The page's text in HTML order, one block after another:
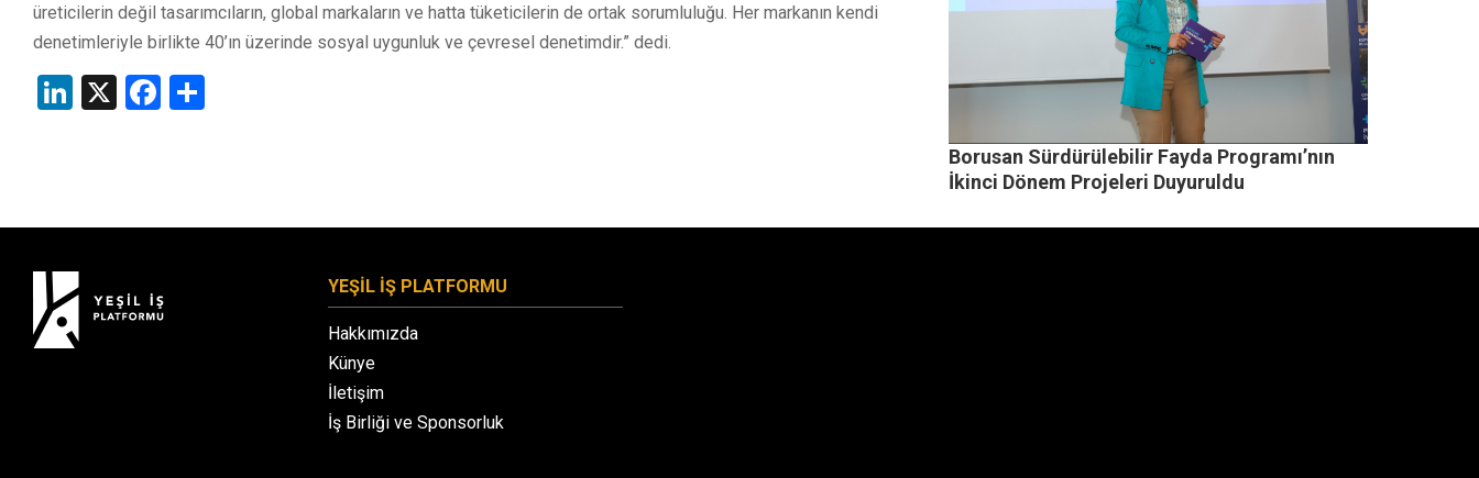
üreticilerin değil tasarımcıların, global markaların ve hatta tüketicilerin de ortak sorumluluğu. Her markanın kendi
denetimleriyle birlikte 40’ın üzerinde sosyal uygunluk ve çevresel denetimdir.” dedi.
LinkedIn
X Facebook
Borusan Sürdürülebilir Fayda Programı’nın
İkinci Dönem Projeleri Duyuruldu
YEŞİL İŞ PLATFORMU
Hakkımızda
Künye
İletişim
İş Birliği ve Sponsorluk